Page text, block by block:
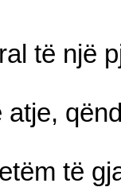
të një
të